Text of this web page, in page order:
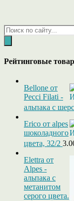
Поиск
товаров
Рейтинговые
Bellone от
Pecci Filati -
альпака с
Erico от alpes
шоколадного
цвета, 32/2
Elettra от
Alpes -
альпака c
метанитом
серого цвета.